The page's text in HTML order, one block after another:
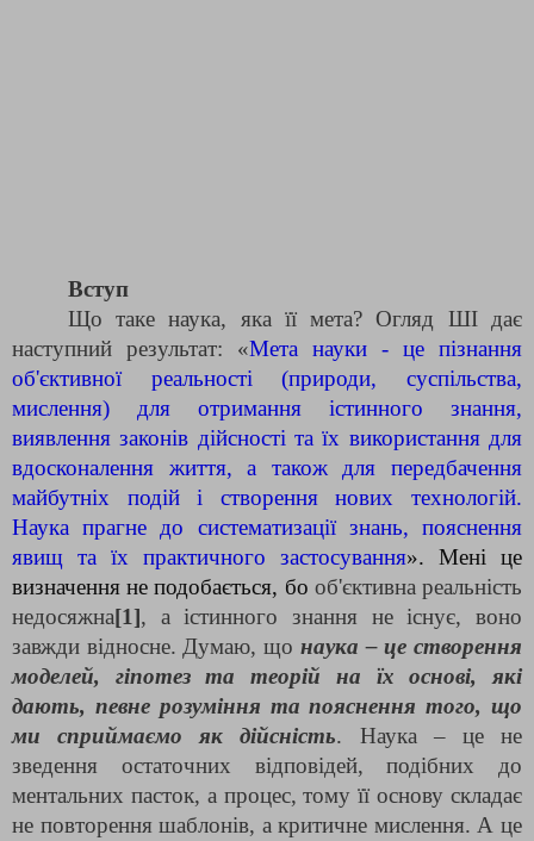
Вступ
Що таке наука, яка її мета? Огляд ШІ дає
наступний результат: «Мета науки - це пізнання
об'єктивної реальності (природи, суспільства,
мислення) для отримання істинного знання,
виявлення законів дійсності та їх використання для
вдосконалення життя, а також для передбачення
майбутніх подій і створення нових технологій.
Наука прагне до систематизації знань, пояснення
явищ та їх практичного застосування». Мені це
визначення не подобається, бо об'єктивна реальність
недосяжна[1], а істинного знання не існує, воно
завжди відносне. Думаю, що наука – це створення
моделей, гіпотез та теорій на їх основі, які
дають, певне розуміння та пояснення того, що
ми сприймаємо як дійсність. Наука – це не
зведення остаточних відповідей, подібних до
ментальних пасток, а процес, тому її основу складає
не повторення шаблонів, а критичне мислення. А це